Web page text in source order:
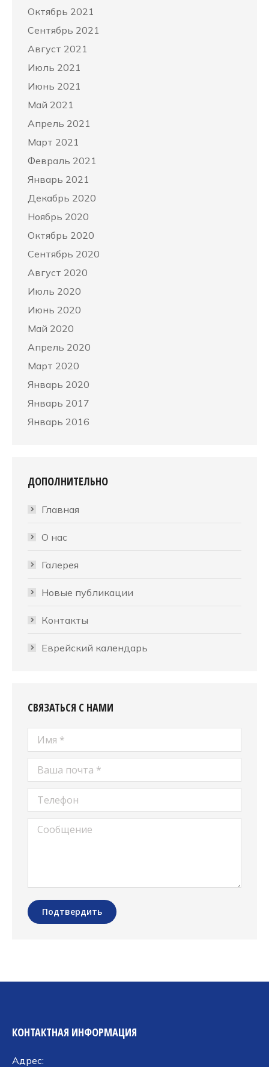
Октябрь 2021
Сентябрь 2021
Август 2021
Июль 2021
Июнь 2021
Май 2021
Апрель 2021
Март 2021
Февраль 2021
Январь 2021
Декабрь 2020
Ноябрь 2020
Октябрь 2020
Сентябрь 2020
Август 2020
Июль 2020
Июнь 2020
Май 2020
Апрель 2020
Март 2020
Январь 2020
Январь 2017
Январь 2016
ДОПОЛНИТЕЛЬНО
Главная
О нас
Галерея
Новые публикации
Контакты
Еврейский календарь
СВЯЗАТЬСЯ С НАМИ
Имя *
Ваша почта *
Телефон
Сообщение
Подтвердить
КОНТАКТНАЯ ИНФОРМАЦИЯ
Адрес: